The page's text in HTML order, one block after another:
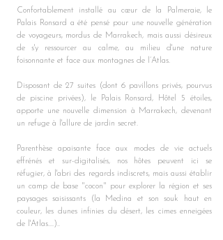
Confortablement installé au cœur de la Palmeraie, le
Palais Ronsard a été pensé pour une nouvelle génération
de voyageurs, mordus de Marrakech, mais aussi désireux
de s'y ressourcer au calme, au milieu d'une nature
foisonnante et face aux montagnes de l’Atlas.
Disposant de 27 suites (dont 6 pavillons privés, pourvus
de piscine privées), le Palais Ronsard, Hôtel 5 étoiles,
apporte une nouvelle dimension à Marrakech, devenant
un refuge à l'allure de jardin secret.
Parenthèse apaisante face aux modes de vie actuels
effrénés et sur-digitalisés, nos hôtes peuvent ici se
réfugier, à l'abri des regards indiscrets, mais aussi établir
un camp de base "cocon" pour explorer la région et ses
paysages saisissants (la Medina et son souk haut en
couleur, les dunes infinies du désert, les cimes enneigées
de l'Atlas....)..